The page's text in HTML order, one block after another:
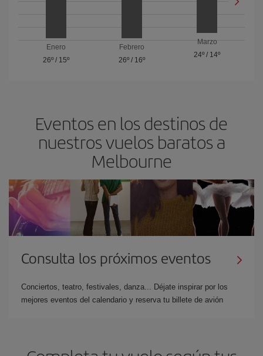
Enero
26º/ 15º
Febrero
26º/ 16º
Marzo
24º / 14º
Eventos en los destinos de
nuestros vuelos baratos a
Melbourne
Consulta los próximos eventos
Conciertos, teatro, festivales, danza... Déjate inspirar por los
mejores eventos del calendario y reserva tu billete de avión